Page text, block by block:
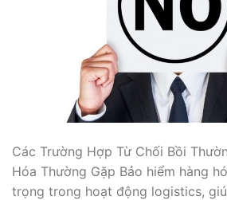
Các Trường Hợp Từ Chối Bồi
Hóa Thường Gặp Bảo hiểm hàng
trọng trong hoạt động logistics,